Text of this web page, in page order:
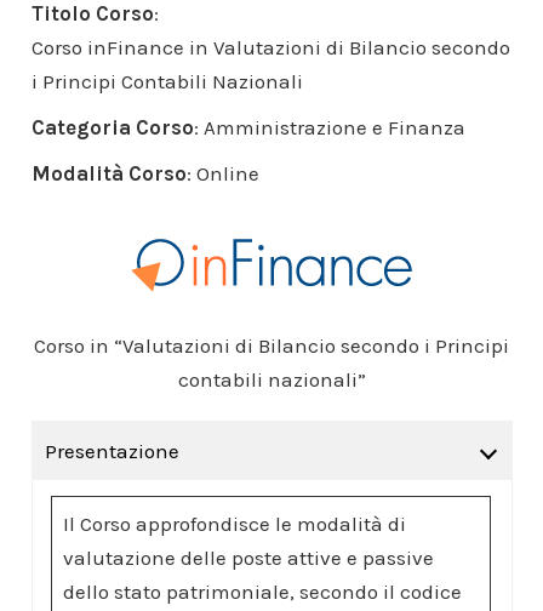
Titolo Corso:
Corso inFinance in Valutazioni di Bilancio secondo
i Principi Contabili Nazionali
Categoria Corso: Amministrazione e Finanza
Modalità Corso: Online
Corso in “Valutazioni di Bilancio secondo i Principi
contabili nazionali”
Presentazione
Il Corso approfondisce le modalità di
valutazione delle poste attive e passive
dello stato patrimoniale, secondo il codice